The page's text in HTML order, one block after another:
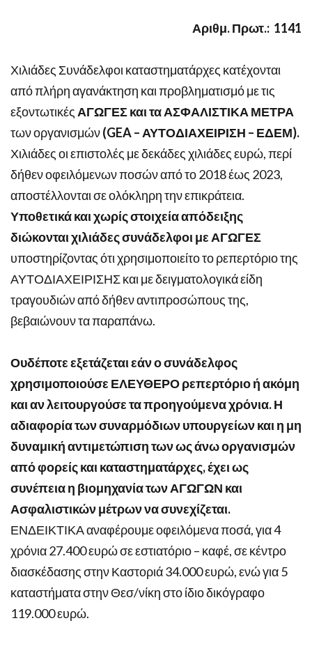
Αριθμ. Πρωτ.: 1141
Χιλιάδες Συνάδελφοι καταστηματάρχες κατέχονται
από πλήρη αγανάκτηση και προβληματισμό με τις
εξοντωτικές ΑΓΩΓΕΣ και τα ΑΣΦΑΛΙΣΤΙΚΑ ΜΕΤΡΑ
των οργανισμών(GEA– ΑΥΤΟΔΙΑΧΕΙΡΙΣΗ – ΕΔΕΜ).
Χιλιάδες οι επιστολές με δεκάδες χιλιάδες ευρώ, περί
δήθεν οφειλόμενων ποσών από το 2018 έως 2023,
αποστέλλονται σε ολόκληρη την επικράτεια.
Υποθετικά και χωρίς στοιχεία απόδειξης
διώκονται χιλιάδες συνάδελφοι με ΑΓΩΓΕΣ
υποστηρίζοντας ότι χρησιμοποιείτο το ρεπερτόριο της
ΑΥΤΟΔΙΑΧΕΙΡΙΣΗΣ και με δειγματολογικά είδη
τραγουδιών από δήθεν αντιπροσώπους της,
βεβαιώνουν τα παραπάνω.
Ουδέποτε εξετάζεται εάν ο συνάδελφος
χρησιμοποιούσε ΕΛΕΥΘΕΡΟ ρεπερτόριο ή ακόμη
και αν λειτουργούσε τα προηγούμενα χρόνια. Η
αδιαφορία των συναρμόδιων υπουργείων και η μη
δυναμική αντιμετώπιση των ως άνω οργανισμών
από φορείς και καταστηματάρχες, έχει ως
συνέπεια η βιομηχανία των ΑΓΩΓΩΝ και
Ασφαλιστικών μέτρων να συνεχίζεται.
ΕΝΔΕΙΚΤΙΚΑ αναφέρουμε οφειλόμενα ποσά, για 4
χρόνια 27.400 ευρώ σε εστιατόριο – καφέ, σε κέντρο
διασκέδασης στην Καστοριά 34.000 ευρώ, ενώ για 5
καταστήματα στην Θεσ/νίκη στο ίδιο δικόγραφο
119.000 ευρώ.